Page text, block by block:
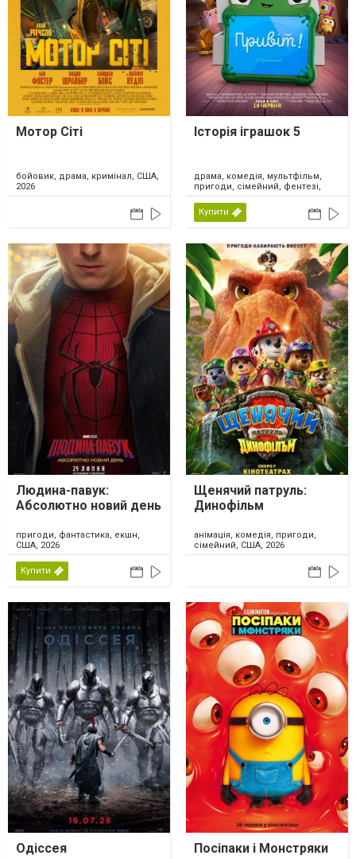
Мотор Сіті
бойовик, драма, кримінал, США,
2026
Історія іграшок 5
драма, комедія, мультфільм,
пригоди, сімейний, фентезі,
США, 2026
Купити
Людина-павук:
Абсолютно новий день
пригоди, фантастика, екшн,
США, 2026
Купити
Щенячий патруль:
Динофільм
анімація, комедія, пригоди,
сімейний, США, 2026
Одіссея Посіпаки і Монстряки